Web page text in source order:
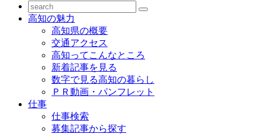
高知の魅力
高知県の概要
交通アクセス
高知ってこんなところ
新着記事を見る
数字で見る高知の暮らし
ＰＲ動画・パンフレット
仕事
仕事検索
募集記事から探す